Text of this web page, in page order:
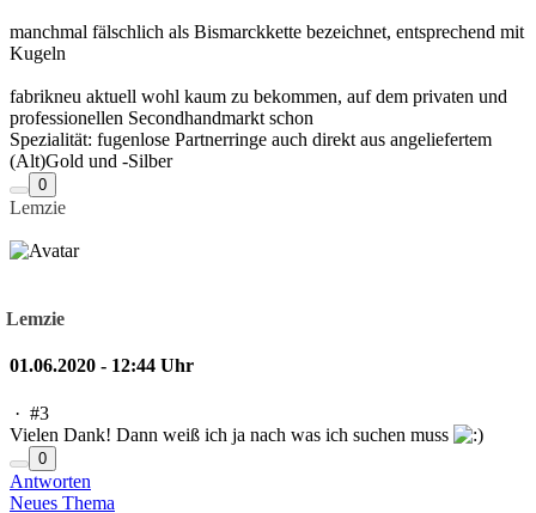
manchmal fälschlich als Bismarckkette bezeichnet, entsprechend mit
Kugeln
fabrikneu aktuell wohl kaum zu bekommen, auf dem privaten und
professionellen Secondhandmarkt schon
Spezialität: fugenlose Partnerringe auch direkt aus angeliefertem
(Alt)Gold und -Silber
0
Lemzie
Lemzie
01.06.2020 - 12:44 Uhr
· #3
Vielen Dank! Dann weiß ich ja nach was ich suchen muss
0
Antworten
Neues Thema